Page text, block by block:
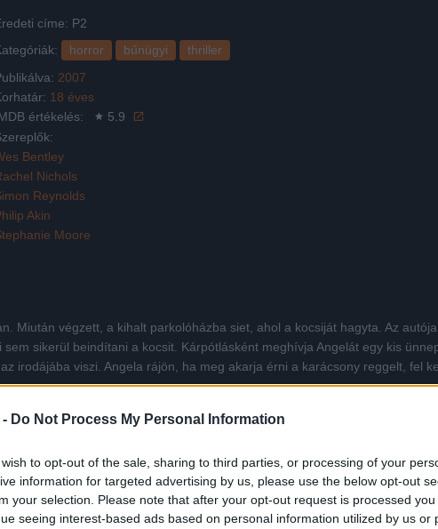
- Do Not Process My Personal Information
to opt-out of the sale, sharing to third parties, or processing of your
information for targeted advertising by us, please use the below opt-out
your selection. Please note that after your opt-out request is processed you
seeing interest-based ads based on personal information utilized by us or
címe: P2
horror bűnügyi
thriller
2007
18 éves
értékelés:
5.9
Bentley
Nichols
Reynolds
Akin
Moore
Miután végzett, a kihalt parkolóházba siet, ahol a kocsiját hagyta. Az
sikerül beindítani a kocsit. Kárpótlásként meghívja Angelát egy kis
irodájába viszi. Angela rájön, ha meg akarja érni a karácsony reggelt, fel